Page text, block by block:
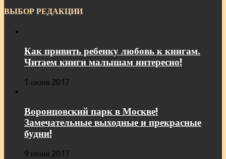
ВЫБОР РЕДАКЦИИ
Как привить ребенку любовь к книгам.
Читаем книги малышам интересно!
1 июня 2017
Воронцовский парк в Москве!
Замечательные выходные и прекрасные
будни!
9 июня 2017